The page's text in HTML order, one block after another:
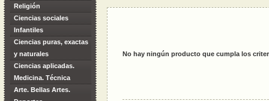
Religión
Ciencias sociales
Infantiles
Ciencias puras, exactas
y naturales
Ciencias aplicadas.
Medicina. Técnica
Arte. Bellas Artes.
No hay ningún producto que cumpla los